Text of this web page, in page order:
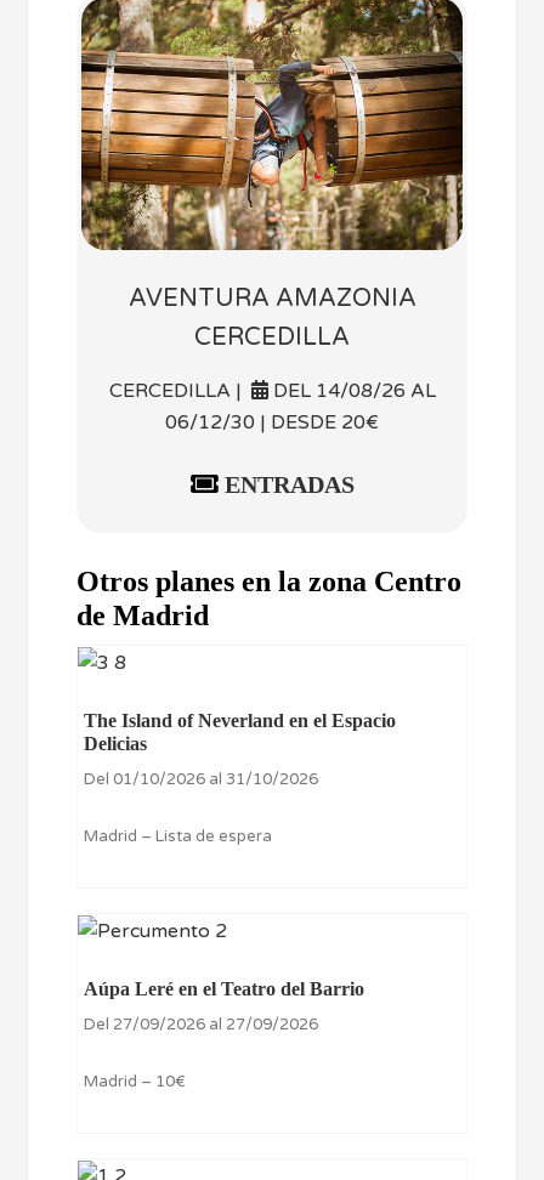
AVENTURA AMAZONIA
CERCEDILLA
CERCEDILLA |
DEL 14/08/26 AL
06/12/30 | DESDE 20€
ENTRADAS
Otros planes en la zona Centro
de Madrid
The Island of Neverland en el Espacio
Delicias
Del 01/10/2026 al 31/10/2026
Madrid – Lista de espera
Aúpa Leré en el Teatro del Barrio
Del 27/09/2026 al 27/09/2026
Madrid – 10€